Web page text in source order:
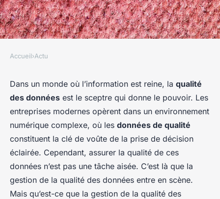
Qu'est-ce que la gestion de la
qualité des données et
comment la mettre en œuvre?
Clément•21 mars 2024•6 min de lecture
Accueil›Actu
Dans un monde où l’information est reine, la qualité
des données est le sceptre qui donne le pouvoir. Les
entreprises modernes opèrent dans un environnement
numérique complexe, où les données de qualité
constituent la clé de voûte de la prise de décision
éclairée. Cependant, assurer la qualité de ces
données n’est pas une tâche aisée. C’est là que la
gestion de la qualité des données entre en scène.
Mais qu’est-ce que la gestion de la qualité des